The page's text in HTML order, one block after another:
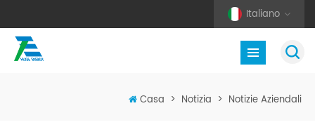
Italiano
Casa > Notizia > Notizie Aziendali